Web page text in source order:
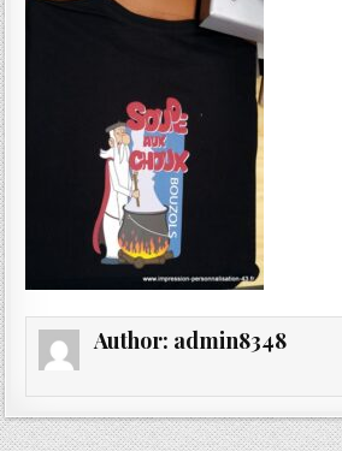
Author: admin8348